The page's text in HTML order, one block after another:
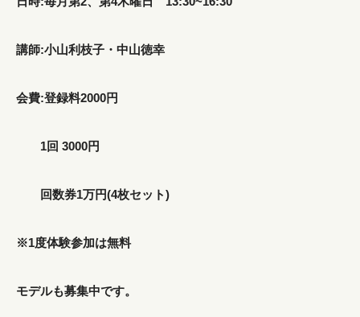
講師:小山利枝子・中山徳幸
会費:登録料2000円
1回 3000円
回数券1万円(4枚セット)
※1度体験参加は無料
モデルも募集中です。